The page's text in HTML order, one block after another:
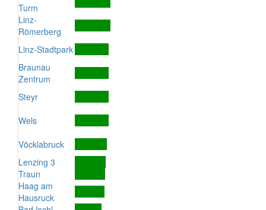
Turm
Linz-
Römerberg
Linz-Stadtpark
Braunau
Zentrum
Steyr
Wels
Vöcklabruck
Lenzing 3
Traun
Haag am
Hausruck